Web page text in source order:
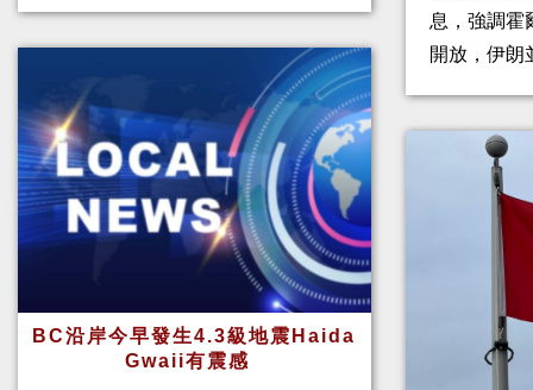
BC沿岸今早發生4.3級地震Haida
Gwaii有震感
息，強調霍
開放，伊